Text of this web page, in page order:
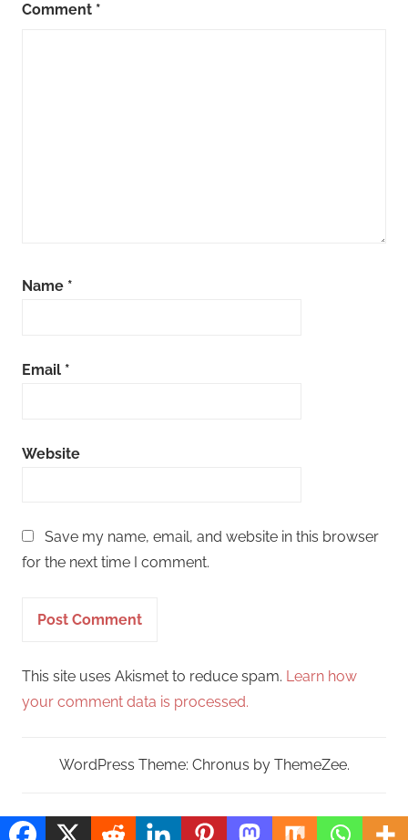
Comment *
Name *
Email *
Website
Save my name, email, and website in this browser
for the next time I comment.
This site uses Akismet to reduce spam. Learn how
your comment data is processed.
WordPress Theme: Chronus by ThemeZee.